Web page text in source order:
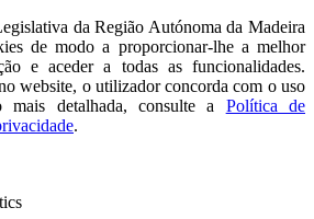
da Região Autónoma da Madeira
de modo a proporcionar-lhe a melhor
e aceder a todas as funcionalidades.
website, o utilizador concorda com o uso
mais detalhada, consulte a
Política de
.